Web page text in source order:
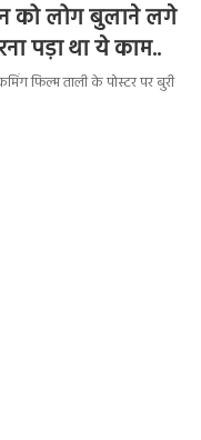
को लोग बुलाने लगे
पड़ा था ये काम..
फिल्म ताली के पोस्टर पर बुरी